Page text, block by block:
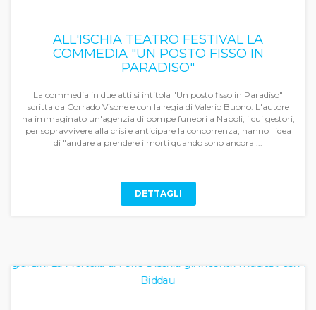
ALL'ISCHIA TEATRO FESTIVAL LA
COMMEDIA "UN POSTO FISSO IN
PARADISO"
La commedia in due atti si intitola "Un posto fisso in Paradiso"
scritta da Corrado Visone e con la regia di Valerio Buono. L'autore
ha immaginato un'agenzia di pompe funebri a Napoli, i cui gestori,
per sopravvivere alla crisi e anticipare la concorrenza, hanno l'idea
di "andare a prendere i morti quando sono ancora ...
DETTAGLI